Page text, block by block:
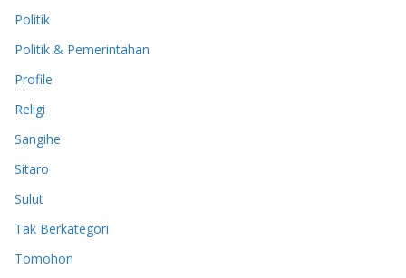
Politik
Politik & Pemerintahan
Profile
Religi
Sangihe
Sitaro
Sulut
Tak Berkategori
Tomohon